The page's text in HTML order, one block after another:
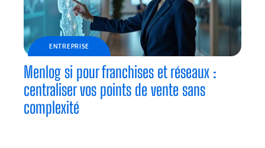
ENTREPRISE
Menlog si pour franchises et réseaux :
centraliser vos points de vente sans
complexité